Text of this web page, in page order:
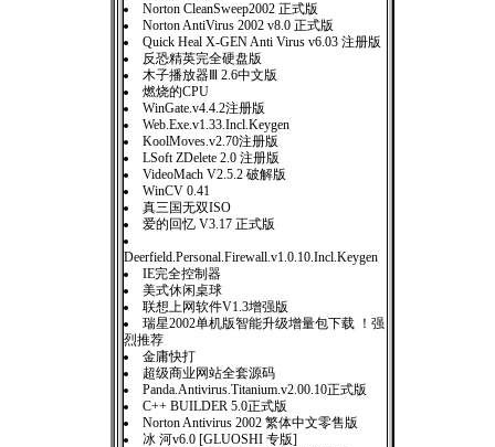
Norton CleanSweep2002 正式版
Norton AntiVirus 2002 v8.0 正式版
Quick Heal X-GEN Anti Virus v6.03 注册版
反恐精英完全硬盘版
木子播放器Ⅲ 2.6中文版
燃烧的CPU
WinGate.v4.4.2注册版
Web.Exe.v1.33.Incl.Keygen
KoolMoves.v2.70注册版
LSoft ZDelete 2.0 注册版
VideoMach V2.5.2 破解版
WinCV 0.41
真三国无双ISO
爱的回忆 V3.17 正式版
Deerfield.Personal.Firewall.v1.0.10.Incl.Keygen
IE完全控制器
美式休闲桌球
联想上网软件V1.3增强版
瑞星2002单机版智能升级增量包下载 ！强
烈推荐
金庸快打
超级商业网站全套源码
Panda.Antivirus.Titanium.v2.00.10正式版
C++ BUILDER 5.0正式版
Norton Antivirus 2002 繁体中文零售版
冰 河v6.0 [GLUOSHI 专版]